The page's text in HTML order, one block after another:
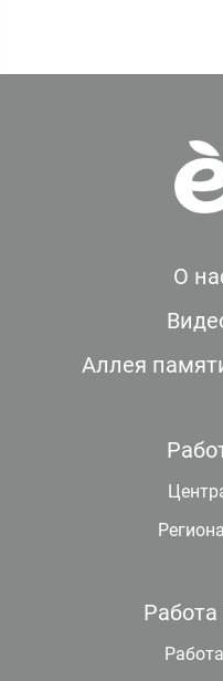
О
Аллея